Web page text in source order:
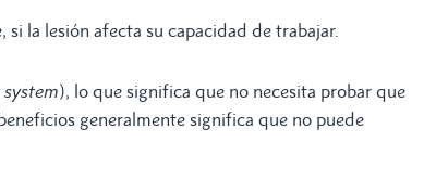
la lesión afecta su capacidad de trabajar.
), lo que significa que no necesita probar que
generalmente significa que no puede